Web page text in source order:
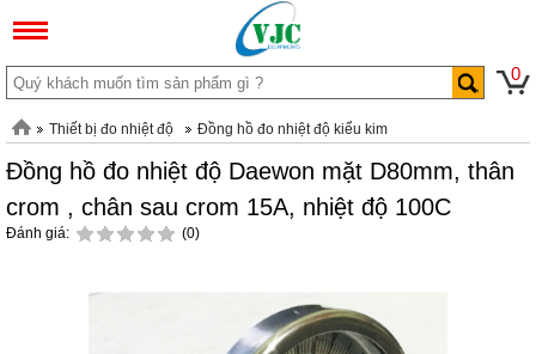
0
Thiết bị đo nhiệt độ Đồng hồ đo nhiệt độ kiểu kim
Đồng hồ đo nhiệt độ Daewon mặt D80mm, thân
crom , chân sau crom 15A, nhiệt độ 100C
Đánh giá: (0)